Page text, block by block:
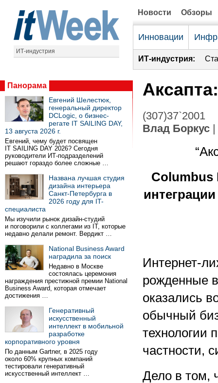
ИТ-индустрия
Новости Обзоры
Инновации
ИТ-индустрия:
Панорама
Евгений Шелестюк,
генеральный директор
DCLogic, о бизнес-
регате IT SAILING DAY,
13 августа 2026 г.
Евгений, чему будет посвящен
IT SAILING DAY 2026? Сегодня
руководители ИТ-подразделений
решают гораздо более сложные …
Названа лучшая студия
дизайна интерьера
Санкт-Петербурга в
2026 году для IT-
специалиста
Мы изучили рынок дизайн-студий
и поговорили с коллегами из IT, которые
недавно делали ремонт. Вердикт …
National Business Award
наградила за поиск
Недавно в Москве
состоялась церемония
награждения престижной премии National
Business Award, которая отмечает
достижения …
Генеративный
искусственный
интеллект в мобильной
разработке
корпоративного уровня
По данным Gartner, в 2025 году
около 60% крупных компаний
тестировали генеративный
искусственный интеллект …
(307)37`2001
Влад Боркус
Columbus
Интернет-
рожденные в
оказались
обычный
технологии
частности,
Дело в том,